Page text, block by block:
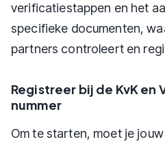
verificatiestappen en het
specifieke documenten,
partners controleert en
Registreer bij de KvK en
nummer
Om te starten, moet je